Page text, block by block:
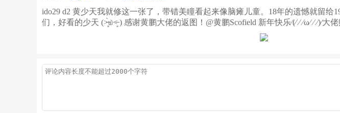
ido29 d2 黄少天我就修这一张了，带错美瞳看起来像脑瘫儿童。18年的遗憾就留给
们，好看的少天 (˃̶͈̀௰˂̶͈ ) 感谢黄鹏大佬的返图！@黄鹏Scofield 新年快乐⁄(⁄ ⁄ ⁄ω⁄ ⁄ ⁄)⁄大